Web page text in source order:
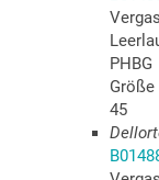
PHBG
Größe
45